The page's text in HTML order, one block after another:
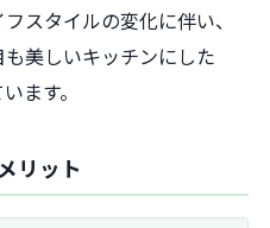
スタイルの変化に伴い、
も美しいキッチンにした
ます。
リット